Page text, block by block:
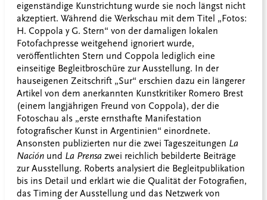
eigenständige Kunstrichtung wurde sie noch längst nicht
akzeptiert. Während die Werkschau mit dem Titel „Fotos:
H. Coppola y G. Stern“ von der damaligen lokalen
Fotofachpresse weitgehend ignoriert wurde,
veröffentlichten Stern und Coppola lediglich eine
einseitige Begleitbroschüre zur Ausstellung. In der
hauseigenen Zeitschrift „Sur“ erschien dazu ein längerer
Artikel von dem anerkannten Kunstkritiker Romero Brest
(einem langjährigen Freund von Coppola), der die
Fotoschau als „erste ernsthafte Manifestation
fotografischer Kunst in Argentinien“ einordnete.
Ansonsten publizierten nur die zwei Tageszeitungen La
Nación und La Prensa zwei reichlich bebilderte Beiträge
zur Ausstellung. Roberts analysiert die Begleitpublikation
bis ins Detail und erklärt wie die Qualität der Fotografien,
das Timing der Ausstellung und das Netzwerk von